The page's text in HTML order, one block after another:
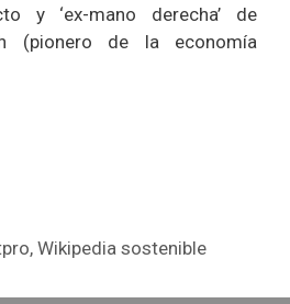
y ‘ex-mano derecha’ de
(pionero de la economía
,Wikipedia sostenible